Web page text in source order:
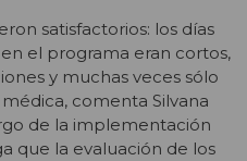
satisfactorios: los días
el programa eran cortos,
y muchas veces sólo
comenta Silvana
de la implementación
que la evaluación de los